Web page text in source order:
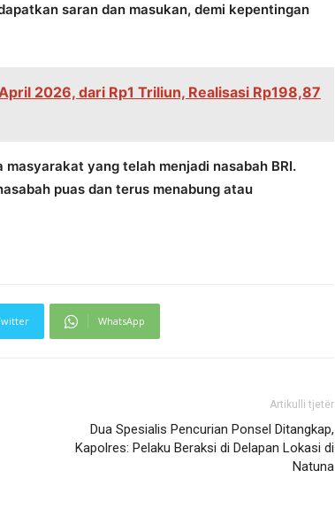
saran dan masukan, demi kepentingan
2026, dari Rp1 Triliun, Realisasi Rp198,87
yang telah menjadi nasabah BRI.
puas dan terus menabung atau
WhatsApp
Artikulli tjetër
Dua Spesialis Pencurian Ponsel Ditangkap,
Kapolres: Pelaku Beraksi di Delapan Lokasi di
Natuna